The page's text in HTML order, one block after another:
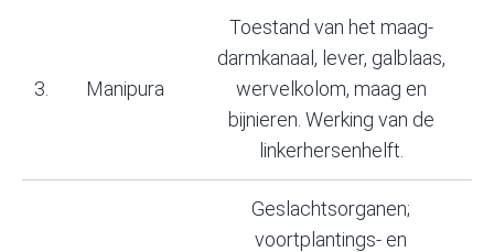
3. Manipura
Toestand van het maag-
darmkanaal, lever, galblaas,
wervelkolom, maag en
bijnieren. Werking van de
linkerhersenhelft.
Geslachtsorganen;
voortplantings- en